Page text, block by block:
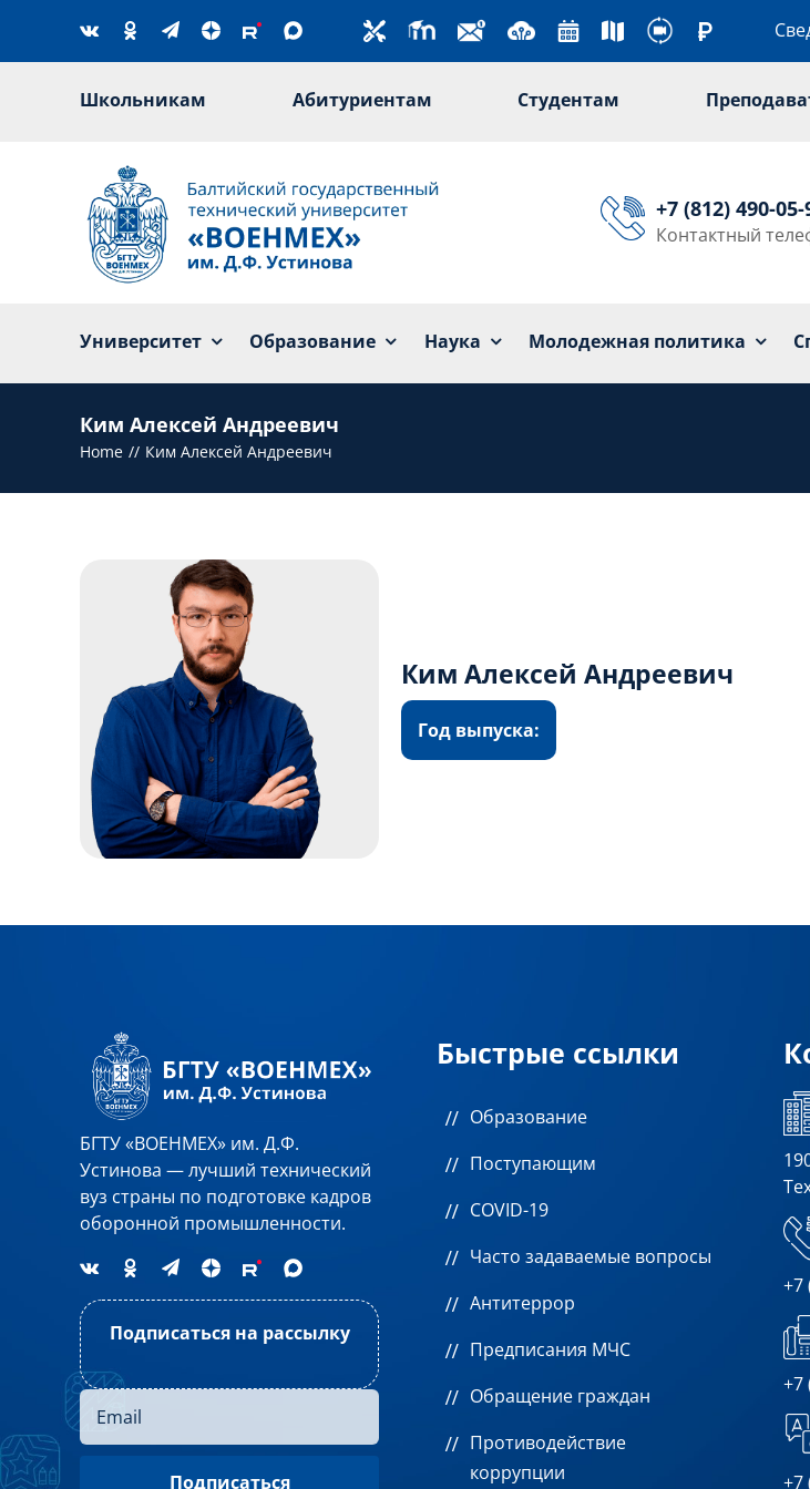
content
Школьникам Абитуриентам Студентам
+7 (812) 490-05-
Контактный
Университет Образование Наука Молодежная политика
Университет Образование
Ким Алексей Андреевич
Home Ким Алексей Андреевич
Ким Алексей Андреевич
Год выпуска:
БГТУ «ВОЕНМЕХ» им. Д.Ф.
Устинова — лучший технический
вуз страны по подготовке кадров
оборонной промышленности.
Подписаться на рассылку
Быстрые ссылки
Образование
Поступающим
COVID-19
Часто задаваемые вопросы
Антитеррор
Предписания МЧС
Обращение граждан
Противодействие
коррупции
+7
+7
+7